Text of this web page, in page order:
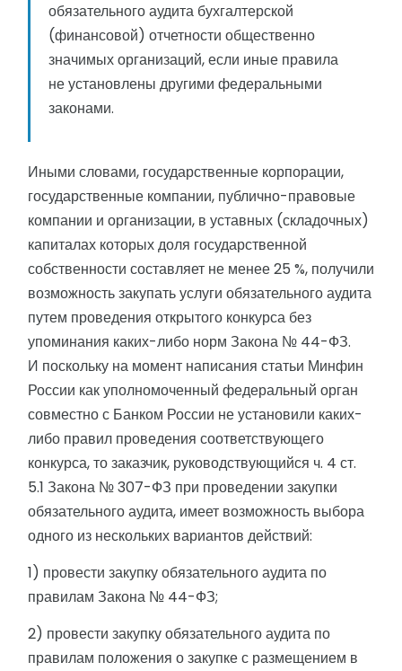
обязательного аудита бухгалтерской
(финансовой) отчетности общественно
значимых организаций, если иные правила
не установлены другими федеральными
законами.
Иными словами, государственные корпорации,
государственные компании, публично-правовые
компании и организации, в уставных (складочных)
капиталах которых доля государственной
собственности составляет не менее 25 %, получили
возможность закупать услуги обязательного аудита
путем проведения открытого конкурса без
упоминания каких-либо норм Закона № 44-ФЗ.
И поскольку на момент написания статьи Минфин
России как уполномоченный федеральный орган
совместно с Банком России не установили каких-
либо правил проведения соответствующего
конкурса, то заказчик, руководствующийся ч. 4 ст.
5.1 Закона № 307-ФЗ при проведении закупки
обязательного аудита, имеет возможность выбора
одного из нескольких вариантов действий:
1) провести закупку обязательного аудита по
правилам Закона № 44-ФЗ;
2) провести закупку обязательного аудита по
правилам положения о закупке с размещением в